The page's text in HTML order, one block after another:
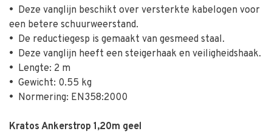
• Deze vanglijn beschikt over versterkte kabelogen voor
een betere schuurweerstand.
• De reductiegesp is gemaakt van gesmeed staal.
• Deze vanglijn heeft een steigerhaak en veiligheidshaak.
• Lengte: 2 m
• Gewicht: 0.55 kg
• Normering: EN358:2000
Kratos Ankerstrop 1,20m geel